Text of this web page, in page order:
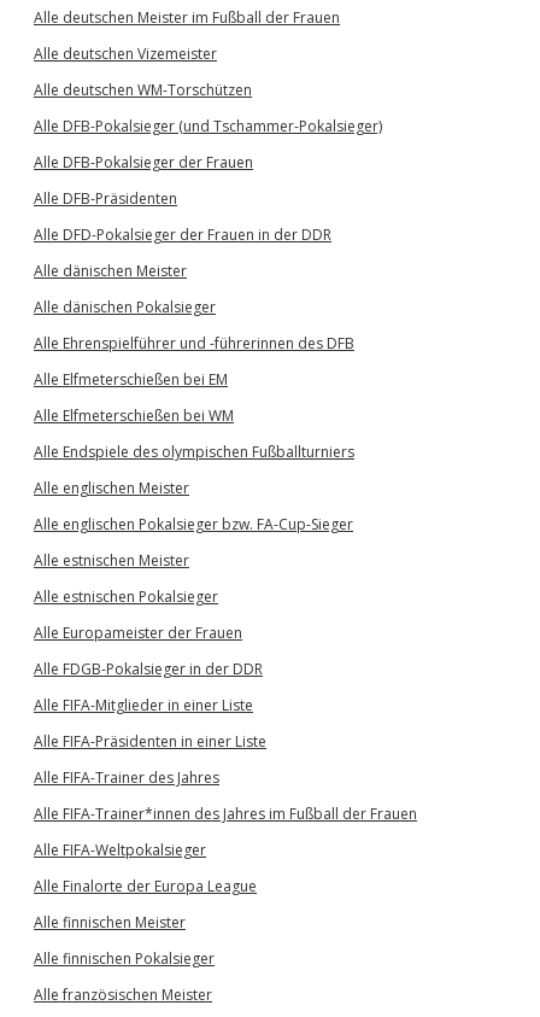
Alle deutschen Meister im Fußball der Frauen
Alle deutschen Vizemeister
Alle deutschen WM-Torschützen
Alle DFB-Pokalsieger (und Tschammer-Pokalsieger)
Alle DFB-Pokalsieger der Frauen
Alle DFB-Präsidenten
Alle DFD-Pokalsieger der Frauen in der DDR
Alle dänischen Meister
Alle dänischen Pokalsieger
Alle Ehrenspielführer und -führerinnen des DFB
Alle Elfmeterschießen bei EM
Alle Elfmeterschießen bei WM
Alle Endspiele des olympischen Fußballturniers
Alle englischen Meister
Alle englischen Pokalsieger bzw. FA-Cup-Sieger
Alle estnischen Meister
Alle estnischen Pokalsieger
Alle Europameister der Frauen
Alle FDGB-Pokalsieger in der DDR
Alle FIFA-Mitglieder in einer Liste
Alle FIFA-Präsidenten in einer Liste
Alle FIFA-Trainer des Jahres
Alle FIFA-Trainer*innen des Jahres im Fußball der Frauen
Alle FIFA-Weltpokalsieger
Alle Finalorte der Europa League
Alle finnischen Meister
Alle finnischen Pokalsieger
Alle französischen Meister